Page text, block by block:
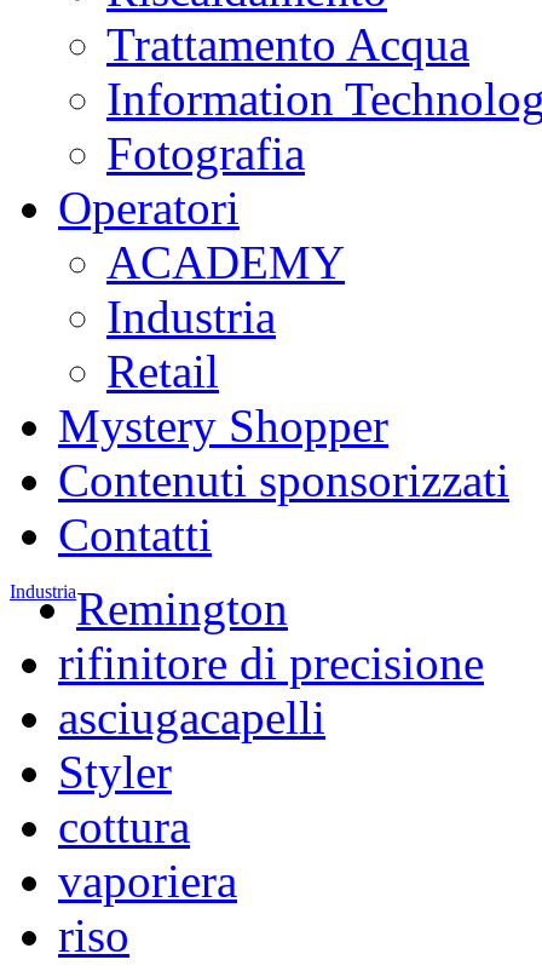
Trattamento Acqua
Information
Fotografia
Operatori
ACADEMY
Industria
Retail
Mystery Shopper
Contenuti sponsorizzati
Contatti
IndustriaRemington
rifinitore di precisione
asciugacapelli
Styler
cottura
vaporiera
riso